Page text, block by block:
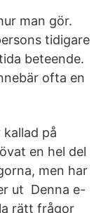
man gör.
tidigare
beteende.
ofta en
på
en hel del
men har
ut Denna e-
rätt frågor